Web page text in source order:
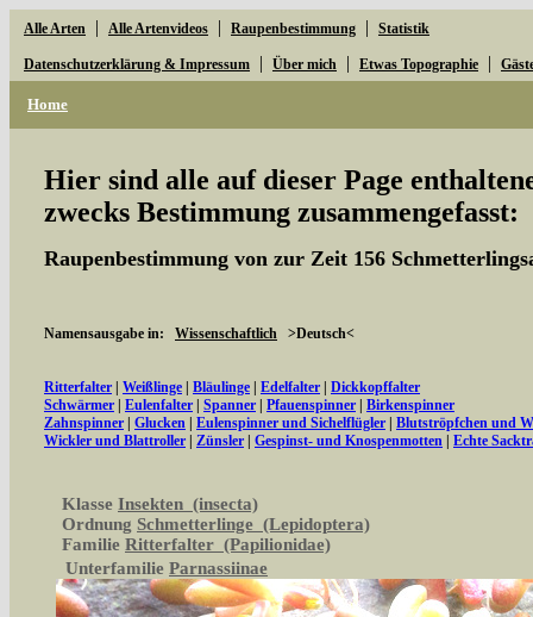
Alle Arten | Alle Artenvideos | Raupenbestimmung | Statistik
Datenschutzerklärung & Impressum | Über mich | Etwas Topographie |
Home
Hier sind alle auf dieser Page
zwecks Bestimmung zusammengefasst:
Raupenbestimmung von zur Zeit 156
Namensausgabe in: Wissenschaftlich >Deutsch<
Ritterfalter Weißlinge Bläulinge Edelfalter
Dickkopffalter
Schwärmer
Eulenfalter Spanner Pfauenspinner
Birkenspinner
Zahnspinner
Glucken Eulenspinner und Sichelflügler
Blutströpfchen und
Wickler und Blattroller
Zünsler Gespinst- und Knospenmotten Echte
Klasse Insekten (insecta)
Ordnung Schmetterlinge (Lepidoptera)
Familie Ritterfalter (Papilionidae)
Unterfamilie Parnassiinae